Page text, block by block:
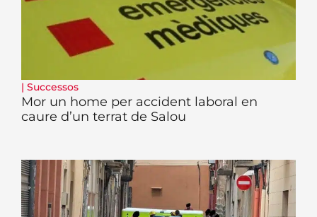
| Successos
Mor un home per accident laboral en
caure d’un terrat de Salou